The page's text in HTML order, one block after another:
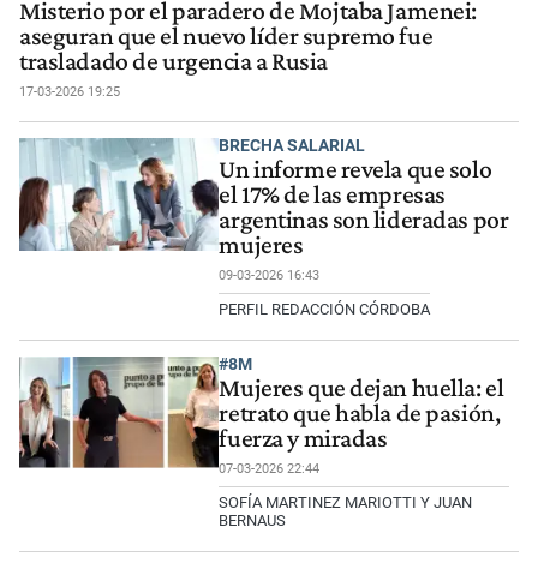
Misterio por el paradero de Mojtaba Jamenei:
aseguran que el nuevo líder supremo fue
trasladado de urgencia a Rusia
17-03-2026 19:25
BRECHA SALARIAL
Un informe revela que solo
el 17% de las empresas
argentinas son lideradas por
mujeres
09-03-2026 16:43
PERFIL REDACCIÓN CÓRDOBA
#8M
Mujeres que dejan huella: el
retrato que habla de pasión,
fuerza y miradas
07-03-2026 22:44
SOFÍA MARTINEZ MARIOTTI Y JUAN
BERNAUS